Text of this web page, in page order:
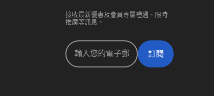
接收最新優惠及會員專屬禮遇、限時
推廣等訊息。
訂閱